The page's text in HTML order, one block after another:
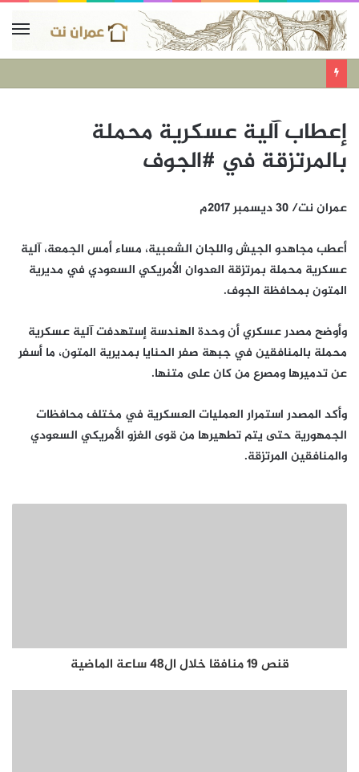
إعطاب آلية عسكرية محملة
بالمرتزقة في #الجوف
عمران نت/ 30 ديسمبر 2017م
أعطب مجاهدو الجيش واللجان الشعبية، مساء أمس الجمعة، آلية
عسكرية محملة بمرتزقة العدوان الأمريكي السعودي في مديرية
المتون بمحافظة الجوف.
وأوضح مصدر عسكري أن وحدة الهندسة إستهدفت آلية عسكرية
محملة بالمنافقين في جبهة صفر الحنايا بمديرية المتون، ما أسفر
عن تدميرها ومصرع من كان على متنها.
وأكد المصدر استمرار العمليات العسكرية في مختلف محافظات
الجمهورية حتى يتم تطهيرها من قوى الغزو الأمريكي السعودي
والمنافقين المرتزقة.
قنص 19 منافقا خلال ال48 ساعة الماضية